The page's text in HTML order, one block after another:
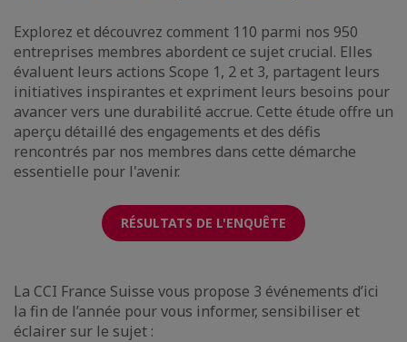
Explorez et découvrez comment 110 parmi nos 950
entreprises membres abordent ce sujet crucial. Elles
évaluent leurs actions Scope 1, 2 et 3, partagent leurs
initiatives inspirantes et expriment leurs besoins pour
avancer vers une durabilité accrue. Cette étude offre un
aperçu détaillé des engagements et des défis
rencontrés par nos membres dans cette démarche
essentielle pour l'avenir.
RÉSULTATS DE L'ENQUÊTE
La CCI France Suisse vous propose 3 événements d’ici
la fin de l’année pour vous informer, sensibiliser et
éclairer sur le sujet :